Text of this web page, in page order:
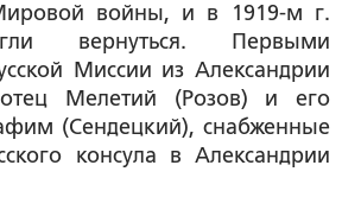
войны, и в 1919-м г.
вернуться. Первыми
Миссии из Александрии
Мелетий (Розов) и его
(Сендецкий), снабженные
консула в Александрии